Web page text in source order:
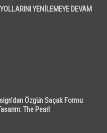
YENİLEMEYE DEVAM
Özgün Saçak Formu
The Pearl